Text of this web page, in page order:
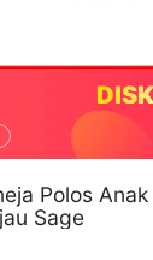
Polos
Sage